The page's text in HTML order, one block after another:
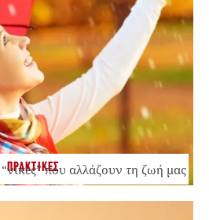
ΠΡΑΚΤΙΚΕΣπου αλλάζουν τη ζωή μας